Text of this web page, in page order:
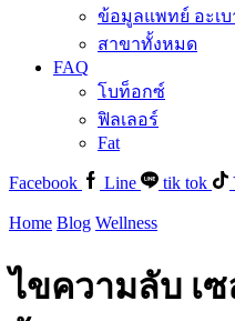
ข้อมูลแพทย์ อะเ
สาขาทั้งหมด
FAQ
โบท็อกซ์
ฟิลเลอร์
Fat
Facebook Line tik tok
Home Blog Wellness
ไขความลับ เ